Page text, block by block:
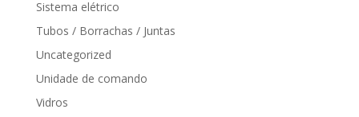
Sistema elétrico
Tubos / Borrachas / Juntas
Uncategorized
Unidade de comando
Vidros